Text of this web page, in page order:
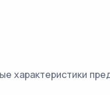
характеристики